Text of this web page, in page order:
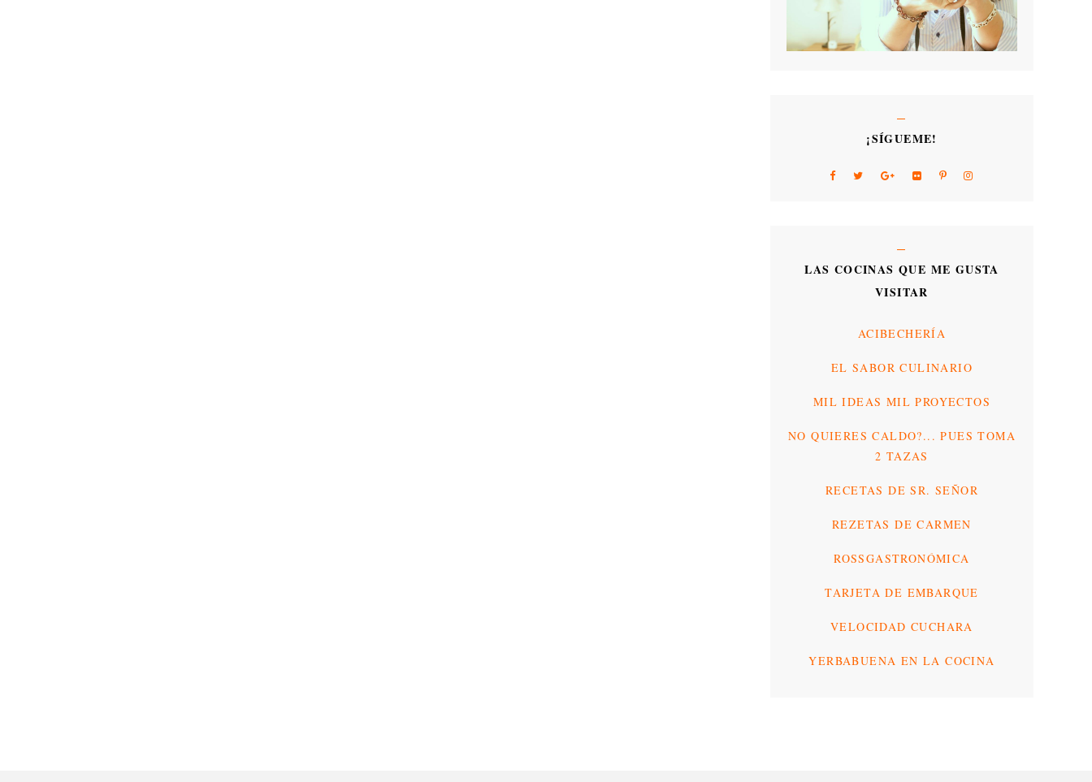
¡SÍGUEME!
LAS COCINAS QUE ME GUSTA
VISITAR
ACIBECHERÍA
EL SABOR CULINARIO
MIL IDEAS MIL PROYECTOS
NO QUIERES CALDO?... PUES TOMA
2 TAZAS
RECETAS DE SR. SEÑOR
REZETAS DE CARMEN
ROSSGASTRONÓMICA
TARJETA DE EMBARQUE
VELOCIDAD CUCHARA
YERBABUENA EN LA COCINA